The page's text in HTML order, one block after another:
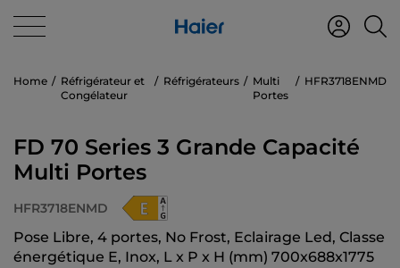
Home
Réfrigérateur et
Congélateur
Réfrigérateurs
Multi
Portes
HFR3718ENMD
FD 70 Series 3 Grande Capacité
Multi Portes
HFR3718ENMD
Pose Libre, 4 portes, No Frost, Eclairage Led, Classe
énergétique E, Inox, L x P x H (mm) 700x688x1775